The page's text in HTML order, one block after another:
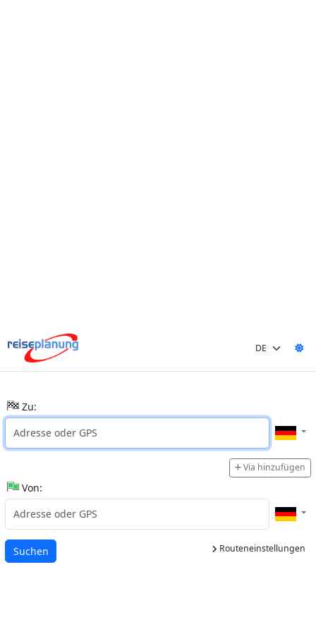
Zu:
Via hinzufügen
Von:
Routeneinstellungen
Wird geladen...
Suchen